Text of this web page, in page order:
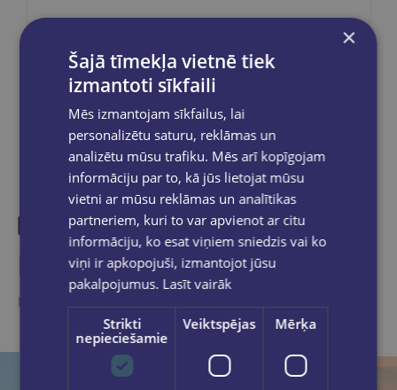
Dalies sociālajos tīklos:
Līdzīgas preces
Ieskaties, varbūt noder
×
Šajā tīmekļa vietnē tiek
izmantoti sīkfaili
Mēs izmantojam sīkfailus, lai
personalizētu saturu, reklāmas un
analizētu mūsu trafiku. Mēs arī kopīgojam
informāciju par to, kā jūs lietojat mūsu
vietni ar mūsu reklāmas un analītikas
partneriem, kuri to var apvienot ar citu
informāciju, ko esat viņiem sniedzis vai ko
viņi ir apkopojuši, izmantojot jūsu
pakalpojumus. Lasīt vairāk
Strikti
nepieciešamie
Veiktspējas Mērķa